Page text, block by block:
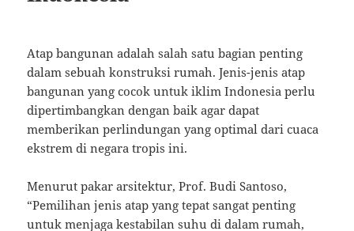
Atap bangunan adalah salah satu bagian penting
dalam sebuah konstruksi rumah. Jenis-jenis atap
bangunan yang cocok untuk iklim Indonesia perlu
dipertimbangkan dengan baik agar dapat
memberikan perlindungan yang optimal dari cuaca
ekstrem di negara tropis ini.
Menurut pakar arsitektur, Prof. Budi Santoso,
“Pemilihan jenis atap yang tepat sangat penting
untuk menjaga kestabilan suhu di dalam rumah,